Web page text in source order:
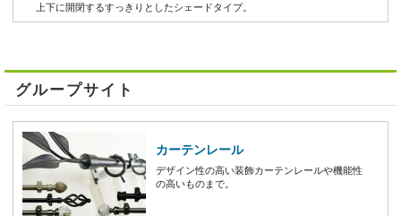
上下に開閉するすっきりとしたシェードタイプ。
グループサイト
カーテンレール
デザイン性の高い装飾カーテンレールや機能性
の高いものまで。